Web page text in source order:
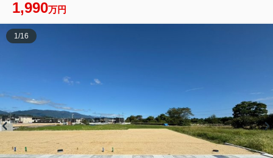
1,990万円
1 /16